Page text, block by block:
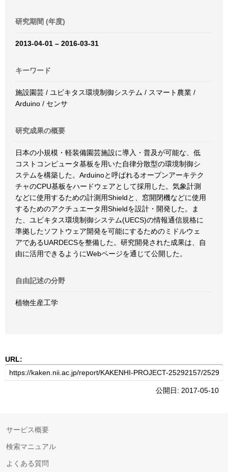
研究期間 (年度)
2013-04-01 – 2016-03-31
キーワード
施設園芸 / ユビキタス環境制御システム / スマート農業 /
Arduino / センサ
研究成果の概要
日本の小規模・軽装備園芸施設に導入・普及が可能な、低
コストコンピュータ基板を用いた自律分散型の環境制御シ
ステムを構築した。Arduinoと呼ばれるオープンアーキテク
チャのCPU基板をハードウェアとして採用した。気象計測
などに使用するための計測用Shieldと、窓開閉機などに使用
するためのアクチュエータ用Shieldを設計・開発した。ま
た、ユビキタス環境制御システム(UECS)の情報通信規格に
準拠したソフトウェア開発を可能にするためのミドルウェ
アであるUARDECSを整備した。研究開発された成果は、自
由に活用できるようにWebページを通じて公開した。
自由記述の分野
植物生産工学
URL:
公開日: 2017-05-10
サービス概要
検索マニュアル
よくある質問